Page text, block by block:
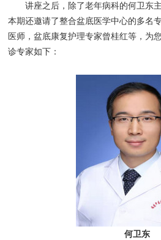
讲座之后，除了老年病科的何卫东主
本期还邀请了整合盆底医学中心的多名
医师，盆底康复护理专家曾桂红等，为
诊专家如下：
何卫东